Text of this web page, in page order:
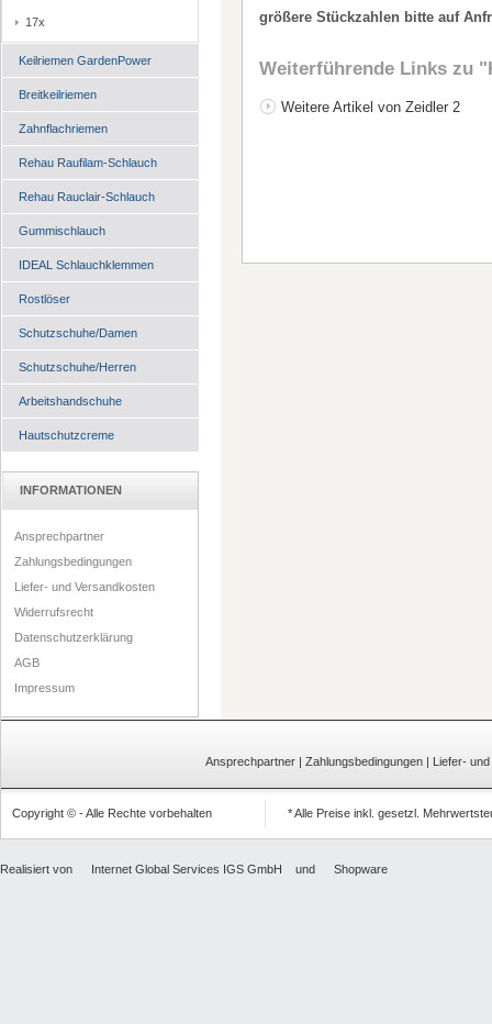
17x
Keilriemen GardenPower
Breitkeilriemen
Zahnflachriemen
Rehau Raufilam-Schlauch
Rehau Rauclair-Schlauch
Gummischlauch
IDEAL Schlauchklemmen
Rostlöser
Schutzschuhe/Damen
Schutzschuhe/Herren
Arbeitshandschuhe
Hautschutzcreme
INFORMATIONEN
Ansprechpartner
Zahlungsbedingungen
Liefer- und Versandkosten
Widerrufsrecht
Datenschutzerklärung
AGB
Impressum
größere Stückzahlen bitte auf
Weiterführende Links zu
Weitere Artikel von Zeidler 2
Ansprechpartner | Zahlungsbedingungen | Liefer-
Copyright © - Alle Rechte vorbehalten * Alle Preise inkl. gesetzl.
Realisiert von Internet Global Services IGS GmbH und Shopware